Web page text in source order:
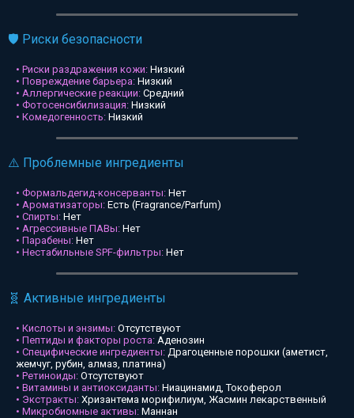
🛡️ Риски безопасности
• Риски раздражения кожи: Низкий
• Повреждение барьера: Низкий
• Аллергические реакции: Средний
• Фотосенсибилизация: Низкий
• Комедогенность: Низкий
⚠️ Проблемные ингредиенты
• Формальдегид-консерванты: Нет
• Ароматизаторы: Есть (Fragrance/Parfum)
• Спирты: Нет
• Агрессивные ПАВы: Нет
• Парабены: Нет
• Нестабильные SPF-фильтры: Нет
🧬 Активные ингредиенты
• Кислоты и энзимы: Отсутствуют
• Пептиды и факторы роста: Аденозин
• Специфические ингредиенты: Драгоценные порошки (аметист,
жемчуг, рубин, алмаз, платина)
• Ретиноиды: Отсутствуют
• Витамины и антиоксиданты: Ниацинамид, Токоферол
• Экстракты: Хризантема морифилиум, Жасмин лекарственный
• Микробиомные активы: Маннан